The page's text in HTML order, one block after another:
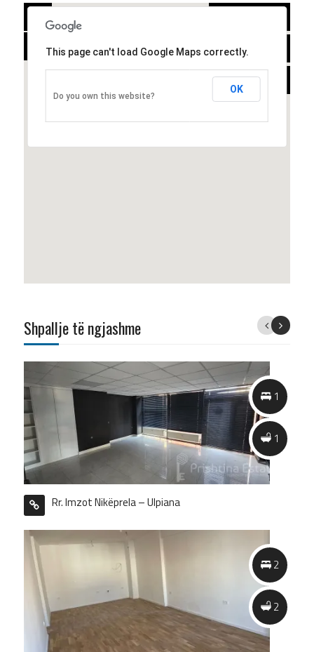
This page can't load Google Maps correctly.
Do you own this website?
OK
+
SATELLITE
HYBRID
Shpallje të ngjashme
1
1
Rr. Imzot Nikëprela – Ulpiana
2
2